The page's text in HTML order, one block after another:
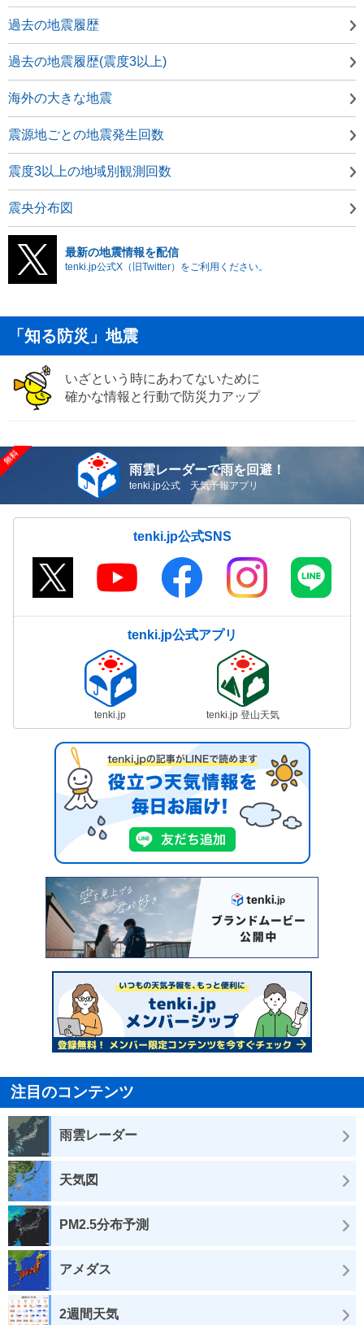
過去の地震履歴
過去の地震履歴(震度3以上)
海外の大きな地震
震源地ごとの地震発生回数
震度3以上の地域別観測回数
震央分布図
最新の地震情報を配信
tenki.jp公式X（旧Twitter）をご利用ください。
「知る防災」地震
いざという時にあわてないために
確かな情報と行動で防災力アップ
雨雲レーダーで雨を回避！
tenki.jp公式 天気予報アプリ
tenki.jp公式SNS
tenki.jp公式アプリ
tenki.jp tenki.jp 登山天気
注目のコンテンツ
雨雲レーダー
天気図
PM2.5分布予測
アメダス
2週間天気